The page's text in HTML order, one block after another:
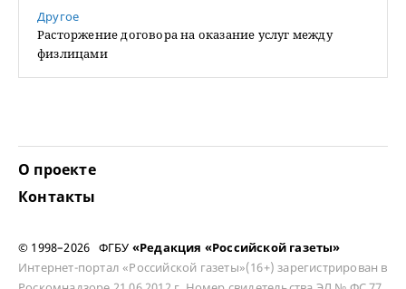
Другое
Расторжение договора на оказание услуг между
физлицами
О проекте
Контакты
© 1998–2026 ФГБУ «Редакция «Российской газеты»
Интернет-портал «Российской газеты»(16+) зарегистрирован в